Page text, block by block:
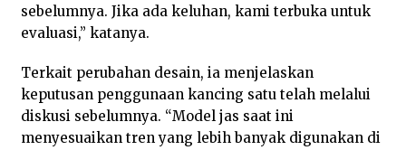
sebelumnya. Jika ada keluhan, kami terbuka untuk
evaluasi,” katanya.
Terkait perubahan desain, ia menjelaskan
keputusan penggunaan kancing satu telah melalui
diskusi sebelumnya. “Model jas saat ini
menyesuaikan tren yang lebih banyak digunakan di